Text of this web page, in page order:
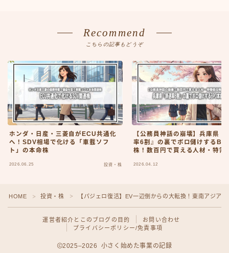
Recommend
こちらの記事もどうぞ
ホンダ・日産・三菱自がECU共通化
へ！SDV相場で化ける「車載ソフ
ト」の本命株
2026.06.25 投資・株
【公務員神話の崩壊】兵庫県『
率6割』の裏でボロ儲けする
株！数百円で買える人材・特需
2026.04.12
HOME ＞ 投資・株 ＞ 【パジェロ復活】EV一辺倒からの大転換！東南アジア
運営者紹介とこのブログの目的
お問い合わせ
プライバシーポリシー/免責事項
2025–2026 小さく始めた事業の記録